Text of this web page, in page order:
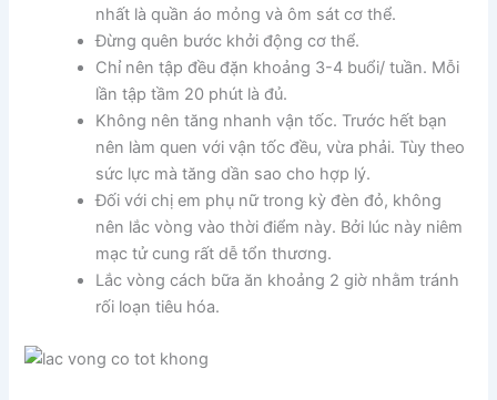
nhất là quần áo mỏng và ôm sát cơ thể.
Đừng quên bước khởi động cơ thể.
Chỉ nên tập đều đặn khoảng 3-4 buổi/ tuần. Mỗi
lần tập tầm 20 phút là đủ.
Không nên tăng nhanh vận tốc. Trước hết bạn
nên làm quen với vận tốc đều, vừa phải. Tùy theo
sức lực mà tăng dần sao cho hợp lý.
Đối với chị em phụ nữ trong kỳ đèn đỏ, không
nên lắc vòng vào thời điểm này. Bởi lúc này niêm
mạc tử cung rất dễ tổn thương.
Lắc vòng cách bữa ăn khoảng 2 giờ nhằm tránh
rối loạn tiêu hóa.